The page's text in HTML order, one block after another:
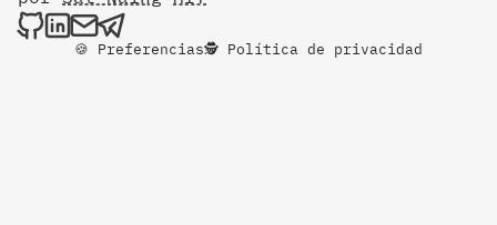
Aimarmun on Github
Aimarmun on LinkedIn
Send an email to Aimarmun
Aimarmun on Telegram
🍪 Preferencias🕵️ Política de privacidad